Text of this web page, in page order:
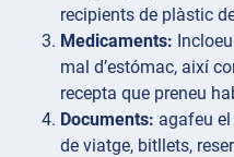
recipients de plàstic
Medicaments:
mal d’estómac, així
recepta que preneu
Documents: agafeu
de viatge, bitllets,